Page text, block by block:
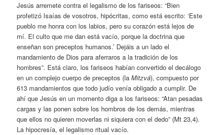
Jesús arremete contra el legalismo de los fariseos: “Bien
profetizó Isaías de vosotros, hipócritas, como está escrito: ‘Este
pueblo me honra con los labios, pero su corazón está lejos de
mí. El culto que me dan está vacío, porque la doctrina que
enseñan son preceptos humanos.’ Dejáis a un lado el
mandamiento de Dios para aferraros a la tradición de los
hombres”. Está claro, los fariseos habían convertido el decálogo
en un complejo cuerpo de preceptos (laMitzvá), compuesto por
613 mandamientos que todo judío venía obligado a cumplir. De
ahí que Jesús en un momento diga a los fariseos: “Atan pesadas
cargas y las ponen sobre los hombros de los demás, mientras
que ellos no quieren moverlas ni siquiera con el dedo” (Mt 23,4).
La hipocresía, el legalismo ritual vacío.